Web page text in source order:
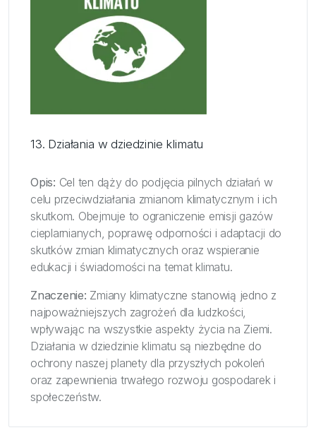
13. Działania w dziedzinie klimatu
Opis: Cel ten dąży do podjęcia pilnych działań w
celu przeciwdziałania zmianom klimatycznym i ich
skutkom. Obejmuje to ograniczenie emisji gazów
cieplarnianych, poprawę odporności i adaptacji do
skutków zmian klimatycznych oraz wspieranie
edukacji i świadomości na temat klimatu.
Znaczenie: Zmiany klimatyczne stanowią jedno z
najpoważniejszych zagrożeń dla ludzkości,
wpływając na wszystkie aspekty życia na Ziemi.
Działania w dziedzinie klimatu są niezbędne do
ochrony naszej planety dla przyszłych pokoleń
oraz zapewnienia trwałego rozwoju gospodarek i
społeczeństw.